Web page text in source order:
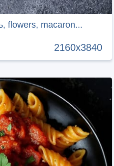
flowers, macaron...
2160x3840